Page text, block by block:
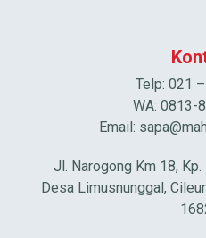
Telp: 021
WA: 0813-
Email:
Jl. Narogong Km 18,
Desa Limusnunggal,